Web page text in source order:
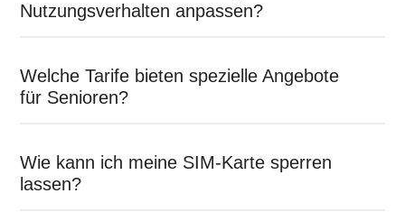
Nutzungsverhalten anpassen?
Welche Tarife bieten spezielle Angebote
für Senioren?
Wie kann ich meine SIM-Karte sperren
lassen?